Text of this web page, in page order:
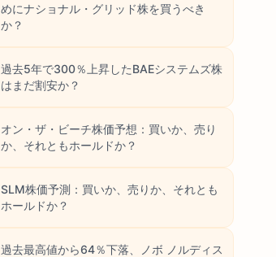
めにナショナル・グリッド株を買うべき
か？
過去5年で300％上昇したBAEシステムズ株
はまだ割安か？
オン・ザ・ビーチ株価予想：買いか、売り
か、それともホールドか？
SLM株価予測：買いか、売りか、それとも
ホールドか？
過去最高値から64％下落、ノボ ノルディス